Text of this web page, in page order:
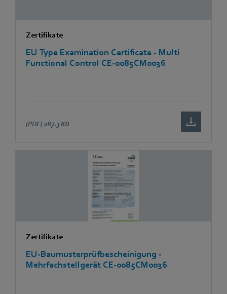
Zertifikate
EU Type Examination Certificate - Multi
Functional Control CE-0085CM0036
[PDF] 287.3 KB
Zertifikate
EU-Baumusterprüfbescheinigung -
Mehrfachstellgerät CE-0085CM0036